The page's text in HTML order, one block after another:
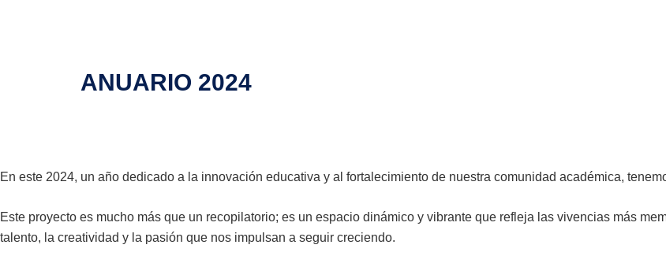
ANUARIO 2024
En este 2024, un año dedicado a la innovación educativa y al fortalecimiento de nuestra comunidad académica,
Este proyecto es mucho más que un recopilatorio; es un espacio dinámico y vibrante que refleja las vivencias más
talento, la creatividad y la pasión que nos impulsan a seguir creciendo.